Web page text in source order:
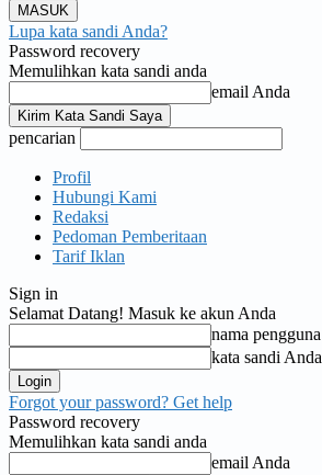
Lupa kata sandi Anda?
Password recovery
Memulihkan kata sandi anda
email Anda
pencarian
Profil
Hubungi Kami
Redaksi
Pedoman Pemberitaan
Tarif Iklan
Sign in
Selamat Datang! Masuk ke akun Anda
nama pengguna
kata sandi Anda
Forgot your password? Get help
Password recovery
Memulihkan kata sandi anda
email Anda